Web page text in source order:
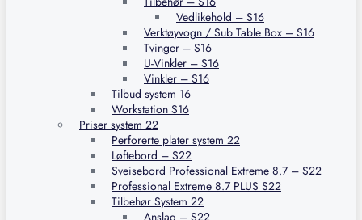
Vedlikehold – S16
Verktøyvogn / Sub Table Box – S16
Tvinger – S16
U-Vinkler – S16
Vinkler – S16
Tilbud system 16
Workstation S16
Priser system 22
Perforerte plater system 22
Løftebord – S22
Sveisebord Professional Extreme 8.7 – S22
Professional Extreme 8.7 PLUS S22
Tilbehør System 22
Anslag – S22